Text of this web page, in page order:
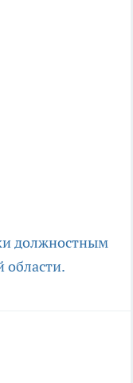
должностным
области.